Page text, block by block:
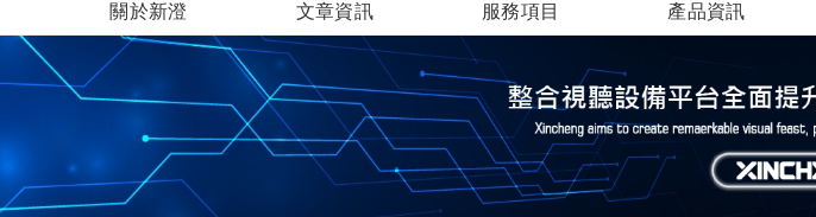
關於新澄 文章資訊 服務項目 產品資訊